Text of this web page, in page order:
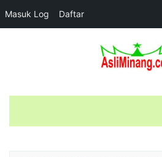
Masuk Log Daftar